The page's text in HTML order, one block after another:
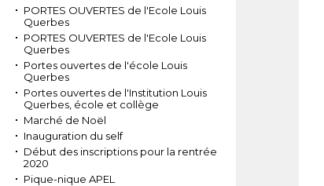
PORTES OUVERTES de l'Ecole Louis
Querbes
PORTES OUVERTES de l'Ecole Louis
Querbes
Portes ouvertes de l'école Louis
Querbes
Portes ouvertes de l'Institution Louis
Querbes, école et collège
Marché de Noël
Inauguration du self
Début des inscriptions pour la rentrée
2020
Pique-nique APEL